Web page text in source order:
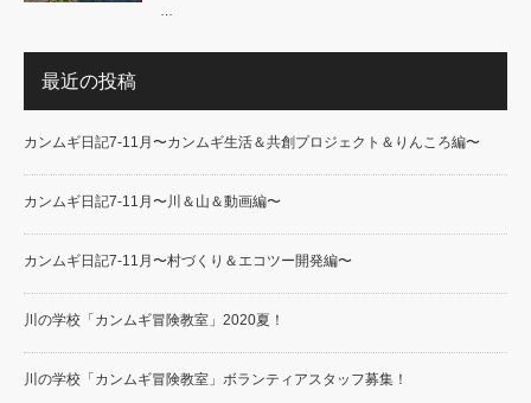
最近の投稿
カンムギ日記7-11月〜カンムギ生活＆共創プロジェクト＆りんころ編〜
カンムギ日記7-11月〜川＆山＆動画編〜
カンムギ日記7-11月〜村づくり＆エコツー開発編〜
川の学校「カンムギ冒険教室」2020夏！
川の学校「カンムギ冒険教室」ボランティアスタッフ募集！